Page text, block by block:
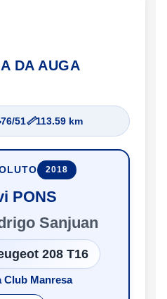
DA AUGA
76/51📏113.59 km
2018
PONS
Sanjuan
208 T16
Club Manresa